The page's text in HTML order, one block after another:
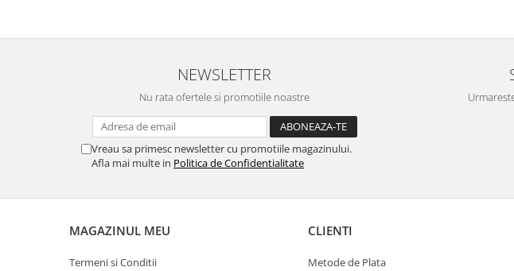
NEWSLETTER
Nu rata ofertele si promotiile noastre
Vreau sa primesc newsletter cu promotiile magazinului.
Afla mai multe in Politica de Confidentialitate
MAGAZINUL MEU
Termeni si Conditii
CLIENTI
Metode de Plata